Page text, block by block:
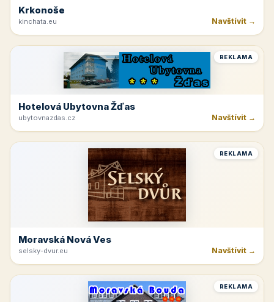
Krkonoše
kinchata.eu Navštívit →
REKLAMA
Hotelová Ubytovna Žďas
ubytovnazdas.cz Navštívit →
REKLAMA
Moravská Nová Ves
selsky-dvur.eu Navštívit →
REKLAMA